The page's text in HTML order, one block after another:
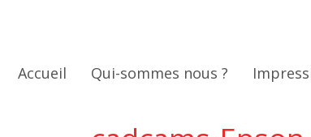
Accueil Qui-sommes nous ?